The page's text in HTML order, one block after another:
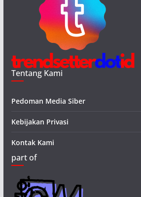
Tentang Kami
Pedoman Media Siber
Kebijakan Privasi
Kontak Kami
part of